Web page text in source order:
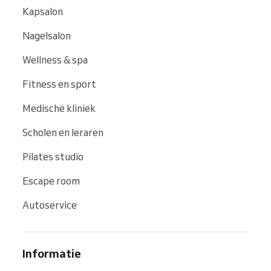
Kapsalon
Nagelsalon
Wellness & spa
Fitness en sport
Medische kliniek
Scholen en leraren
Pilates studio
Escape room
Autoservice
Informatie